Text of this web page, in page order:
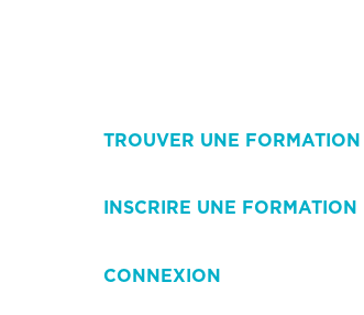
TROUVER UNE FORMATION
INSCRIRE UNE FORMATION
CONNEXION